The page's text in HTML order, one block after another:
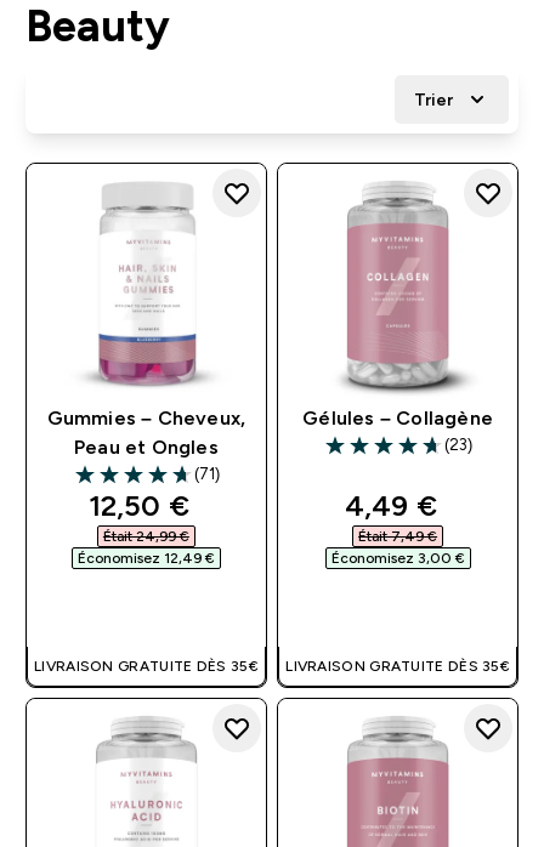
Beauty
Trier
Gummies – Cheveux,
Peau et Ongles
4.66 out of 5 stars
(71)
discounted price
12,50 €‎
Était 24,99 €‎
Économisez 12,49 €‎
LIVRAISON GRATUITE DÈS 35€
Gélules – Collagène
4.7 out of 5 stars
(23)
discounted
4,49 €‎
Était 7,49 €‎
Économisez 3,00 €‎
LIVRAISON GRATUITE DÈS 35€